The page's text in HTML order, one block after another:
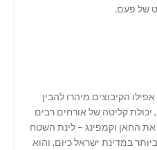
של פעם.
הקיבוצים מיהרו להבין
קליטה של אורחים רבים
החאן וקמפינג – לינת השטח
במדינת ישראל כיום, והוא